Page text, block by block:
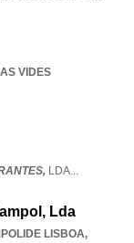
VIDES
LDA...
Lda
LISBOA,